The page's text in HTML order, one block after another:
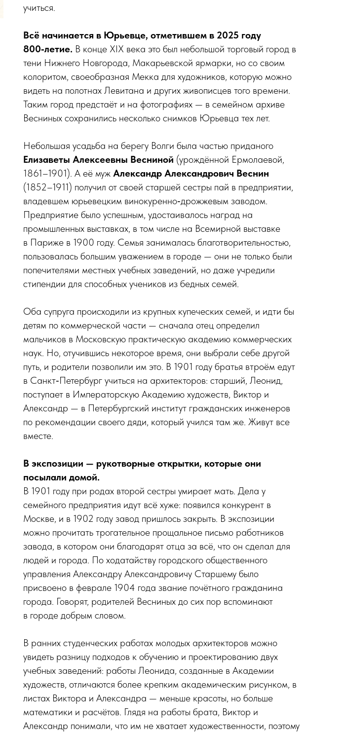
учиться.
Всё начинается в Юрьевце, отметившем в 2025 го­ду
800‑летие. В конце XIX ве­ка это был небольшой торговый город в
тени Нижнего Новгорода, Макарьевской ярмарки, но со своим
колоритом, своеобразная Мекка для художников, которую можно
видеть на полотнах Левитана и других живописцев того времени.
Таким город предстаёт и на фотографиях — в семейном архиве
Весниных сохранились несколько снимков Юрьевца тех лет.
Небольшая усадьба на берегу Волги была частью приданого
Елизаветы Алексеевны Весниной (урождённой Ермолаевой,
1861–1901). А её муж Александр Александрович Веснин
(1852–1911) получил от своей старшей сестры пай в предприятии,
владевшем юрьевецким вино­курен­но‑дрож­же­вым заводом.
Предприятие было успешным, удостаивалось наград на
промышленных выставках, в том числе на Всемирной выставке
в Париже в 1900 году. Семья занималась благотворительностью,
пользовалась большим уважением в городе — они не только были
попечителями местных учебных заведений, но даже учре­ди­ли
стипендии для способных учеников из бедных семей.
Оба супруга происходили из крупных купеческих семей, и идти бы
детям по коммерческой части — сначала отец определил
мальчиков в Московскую прак­ти­че­скую академию коммерческих
наук. Но, отучившись некоторое время, они выбрали себе другой
путь, и родители позволили им это. В 1901 году братья втроём едут
в Санкт‑Петербург учиться на архитекторов: старший, Леонид,
поступает в Императорскую Академию художеств, Виктор и
Александр — в Петербургский институт гражданских инженеров
по рекомендации своего дяди, который учился там же. Живут все
вместе.
В экспозиции — рукотворные открытки, которые они
посылали домой.
В 1901 году при родах второй сестры умирает мать. Дела у
семейного предприятия идут всё хуже: появился конкурент в
Москве, и в 1902 году завод пришлось закрыть. В экспозиции
можно прочитать трогательное прощальное письмо работников
завода, в котором они благодарят отца за всё, что он сделал для
людей и города. По ходатайству городского общественного
управления Александру Александровичу Старшему было
присвоено в феврале 1904 года звание почётного гражданина
города. Говорят, родителей Весниных до сих пор вспоминают
в городе добрым словом.
В ранних студенческих работах молодых архитекторов можно
увидеть разницу подходов к обучению и проектированию двух
учебных заведений: работы Леонида, созданные в Академии
художеств, отличаются более крепким академическим рисунком, в
листах Виктора и Александра — меньше красоты, но больше
математики и расчётов. Глядя на работы брата, Виктор и
Александр понимали, что им не хватает художественности, поэтому